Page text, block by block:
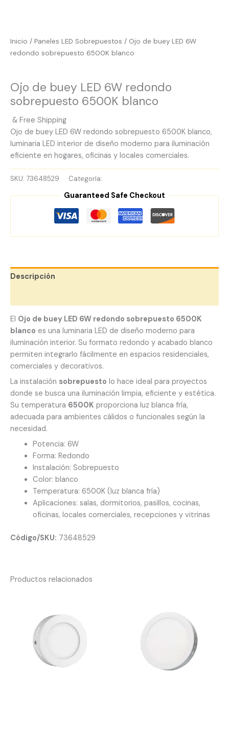
Inicio / Paneles LED Sobrepuestos / Ojo de buey LED 6W
redondo sobrepuesto 6500K blanco
Ojo de buey LED 6W redondo
sobrepuesto 6500K blanco
& Free Shipping
Ojo de buey LED 6W redondo sobrepuesto 6500K blanco,
luminaria LED interior de diseño moderno para iluminación
eficiente en hogares, oficinas y locales comerciales.
SKU: 73648529 Categoría:
Guaranteed Safe Checkout
Descripción
El Ojo de buey LED 6W redondo sobrepuesto 6500K
blanco es una luminaria LED de diseño moderno para
iluminación interior. Su formato redondo y acabado blanco
permiten integrarlo fácilmente en espacios residenciales,
comerciales y decorativos.
La instalación sobrepuesto lo hace ideal para proyectos
donde se busca una iluminación limpia, eficiente y estética.
Su temperatura 6500K proporciona luz blanca fría,
adecuada para ambientes cálidos o funcionales según la
necesidad.
Potencia: 6W
Forma: Redondo
Instalación: Sobrepuesto
Color: blanco
Temperatura: 6500K (luz blanca fría)
Aplicaciones: salas, dormitorios, pasillos, cocinas,
oficinas, locales comerciales, recepciones y vitrinas
Código/SKU: 73648529
Productos relacionados